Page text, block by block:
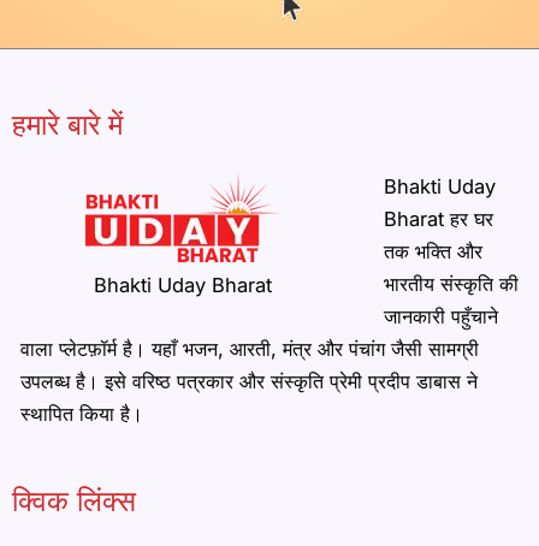
हमारे बारे में
Bhakti Uday Bharat
Bhakti Uday
Bharat हर घर
तक भक्ति और
भारतीय संस्कृति की
जानकारी पहुँचाने
वाला प्लेटफ़ॉर्म है। यहाँ भजन, आरती, मंत्र और पंचांग जैसी सामग्री
उपलब्ध है। इसे वरिष्ठ पत्रकार और संस्कृति प्रेमी प्रदीप डाबास ने
स्थापित किया है।
क्विक लिंक्स